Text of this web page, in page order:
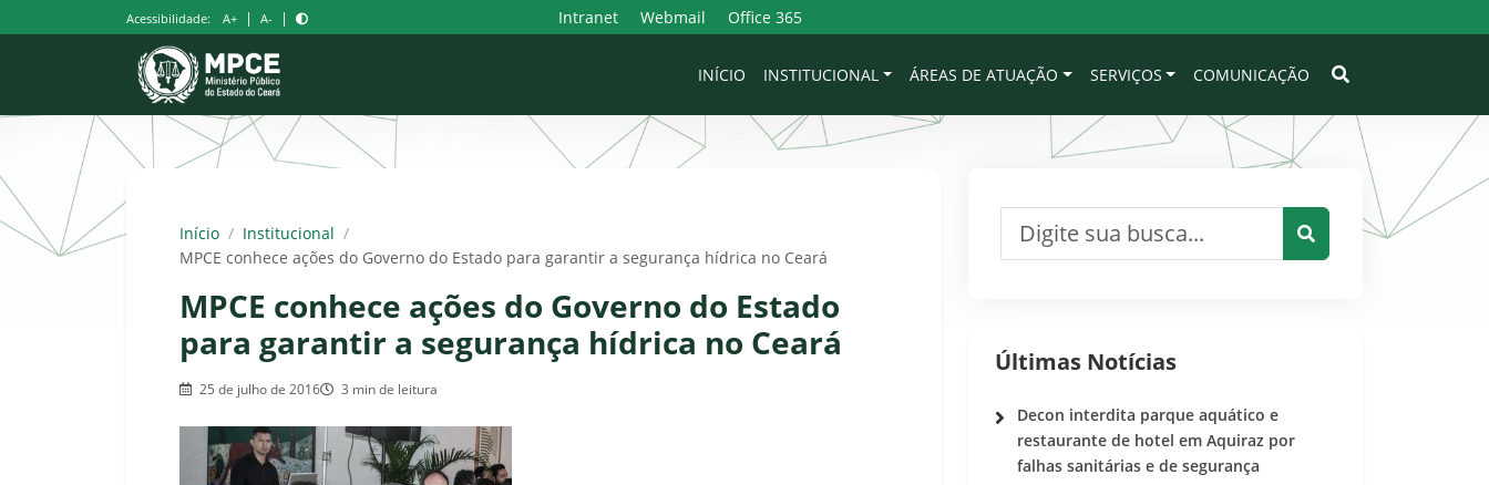
para
Acessibilidade: A+ | A- | Intranet Webmail Office 365
INÍCIO INSTITUCIONAL ÁREAS DE ATUAÇÃO SERVIÇOS COMUNICAÇÃO
Início / Institucional /
MPCE conhece ações do Governo do Estado para garantir a segurança hídrica no Ceará
MPCE conhece ações do Governo do Estado
para garantir a segurança hídrica no Ceará
25 de julho de 2016 3 min de leitura
Pesquisar
Últimas Notícias
Decon interdita parque aquático e
restaurante de hotel em Aquiraz por
falhas sanitárias e de segurança